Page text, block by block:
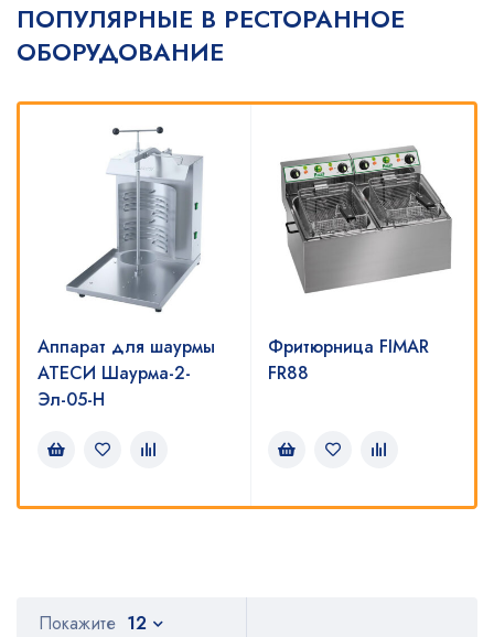
ПОПУЛЯРНЫЕ В РЕСТОРАННОЕ
ОБОРУДОВАНИЕ
Аппарат для шаурмы
АТЕСИ Шаурма-2-
Эл-05-Н
Фритюрница FIMAR
FR88
Покажите 12